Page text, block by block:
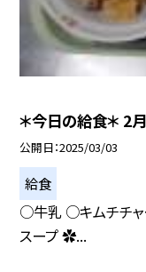
＊今日の給食＊ 2
公開日 2025/03/03
給食
○牛乳 ○キムチチャ
スープ ✿...